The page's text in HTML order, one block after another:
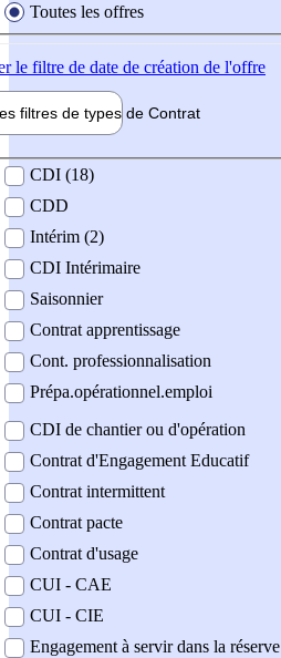
Toutes les offres
le filtre de date de création de l'offre
filtres de types de Contrat
contrat
CDI (18)
CDD
Intérim (2)
CDI Intérimaire
Saisonnier
Contrat apprentissage
Cont. professionnalisation
Prépa.opérationnel.emploi
CDI de chantier ou d'opération
Contrat d'Engagement Educatif
Contrat intermittent
Contrat pacte
Contrat d'usage
CUI - CAE
CUI - CIE
Engagement à servir dans la réserve